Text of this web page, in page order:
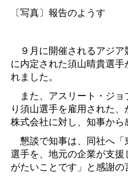
〔写真〕報告のようす
９月に開催されるアジア
に内定された須山晴貴選
れました。
また、アスリート・ジョ
り須山選手を雇用された
株式会社に対し、知事から
懇談で知事は、同社へ「
選手を、地元の企業が支
がたいことです」と感謝の